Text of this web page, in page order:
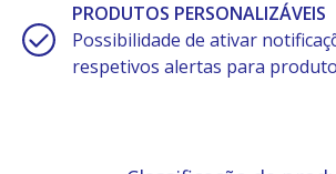
PRODUTOS PERSONALIZÁVEIS
Possibilidade de ativar
respetivos alertas para